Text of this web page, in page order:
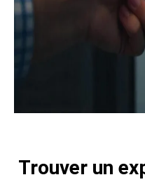
Trouver un